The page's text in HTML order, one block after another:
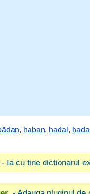
, haban, hadal ,
- Ia cu tine dictionarul